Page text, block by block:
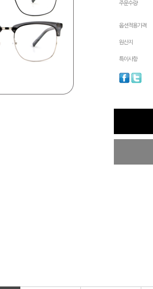
주문수량
옵션적용가격
원산지
특이사항